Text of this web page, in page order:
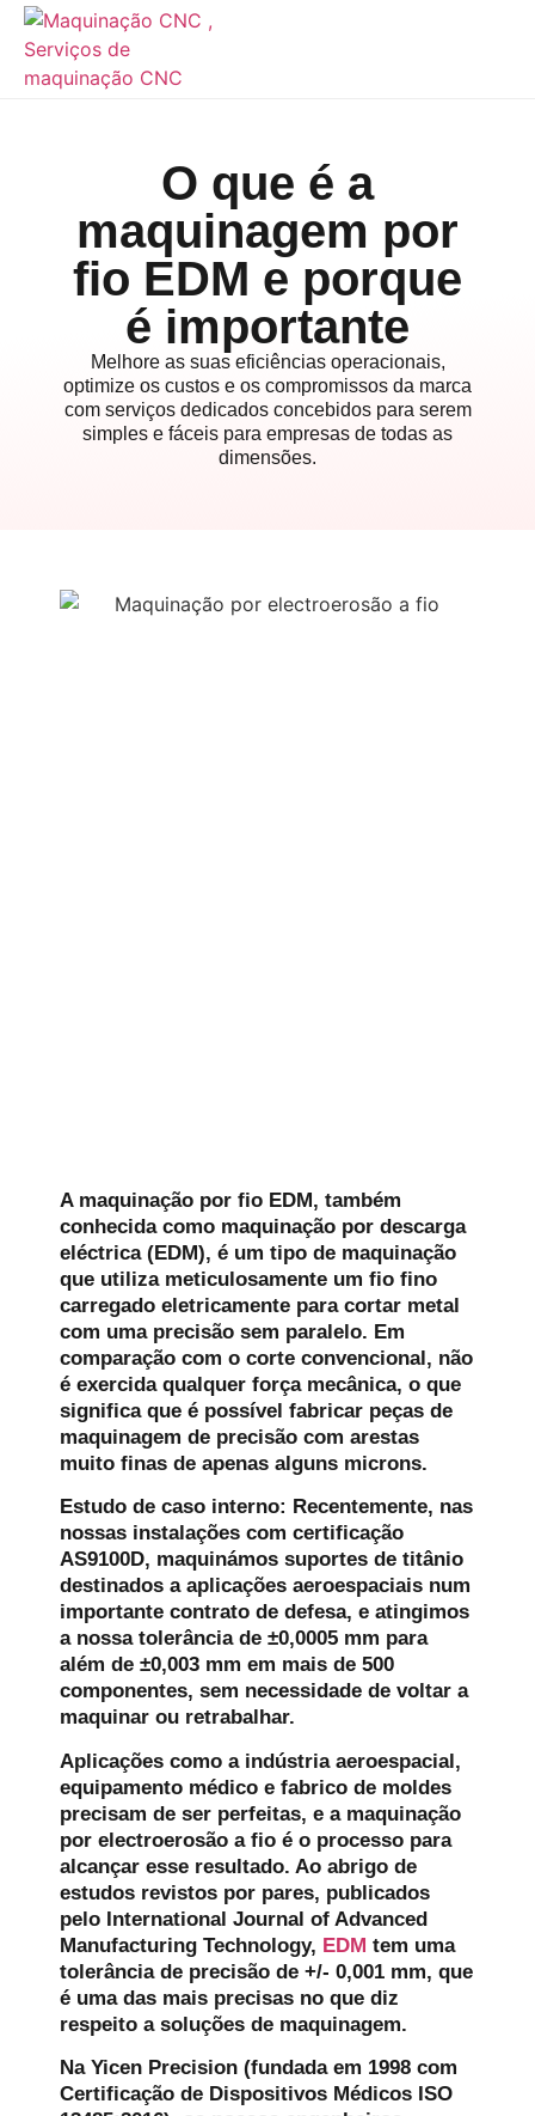
O que é a
maquinagem por
fio EDM e porque
é importante
Melhore as suas eficiências operacionais,
optimize os custos e os compromissos da marca
com serviços dedicados concebidos para serem
simples e fáceis para empresas de todas as
dimensões.
A maquinação por fio EDM, também
conhecida como maquinação por descarga
eléctrica (EDM), é um tipo de maquinação
que utiliza meticulosamente um fio fino
carregado eletricamente para cortar metal
com uma precisão sem paralelo. Em
comparação com o corte convencional, não
é exercida qualquer força mecânica, o que
significa que é possível fabricar peças de
maquinagem de precisão com arestas
muito finas de apenas alguns microns.
Estudo de caso interno: Recentemente, nas
nossas instalações com certificação
AS9100D, maquinámos suportes de titânio
destinados a aplicações aeroespaciais num
importante contrato de defesa, e atingimos
a nossa tolerância de ±0,0005 mm para
além de ±0,003 mm em mais de 500
componentes, sem necessidade de voltar a
maquinar ou retrabalhar.
Aplicações como a indústria aeroespacial,
equipamento médico e fabrico de moldes
precisam de ser perfeitas, e a maquinação
por electroerosão a fio é o processo para
alcançar esse resultado. Ao abrigo de
estudos revistos por pares, publicados
pelo International Journal of Advanced
Manufacturing Technology, EDM tem uma
tolerância de precisão de +/- 0,001 mm, que
é uma das mais precisas no que diz
respeito a soluções de maquinagem.
Na Yicen Precision (fundada em 1998 com
Certificação de Dispositivos Médicos ISO